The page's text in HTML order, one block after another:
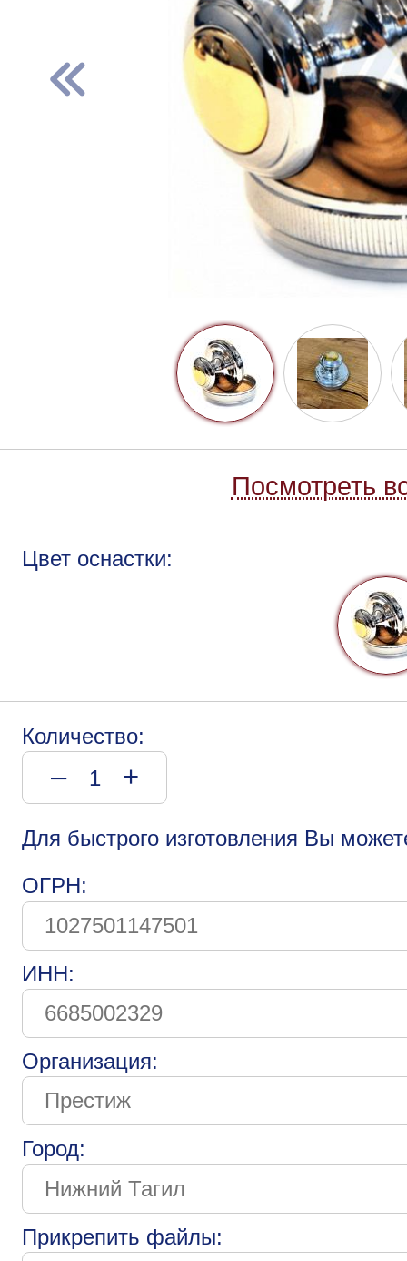
Посмотреть
Цвет оснастки:
Количество:
– +
Для быстрого изготовления Вы
ОГРН:
ИНН:
Организация:
Город:
Прикрепить файлы: